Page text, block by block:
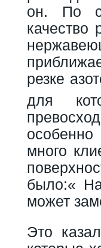
он. По
резке
для
много
было:«
может
Это